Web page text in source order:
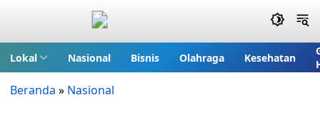
Lokal Nasional Bisnis Olahraga Kesehatan
Beranda » Nasional